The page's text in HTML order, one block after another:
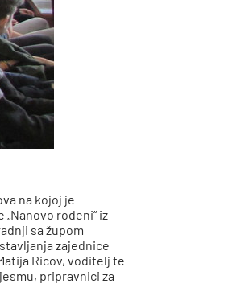
na kojoj je
rođeni“ iz
sa župom
zajednice
Ricov, voditelj te
pripravnici za